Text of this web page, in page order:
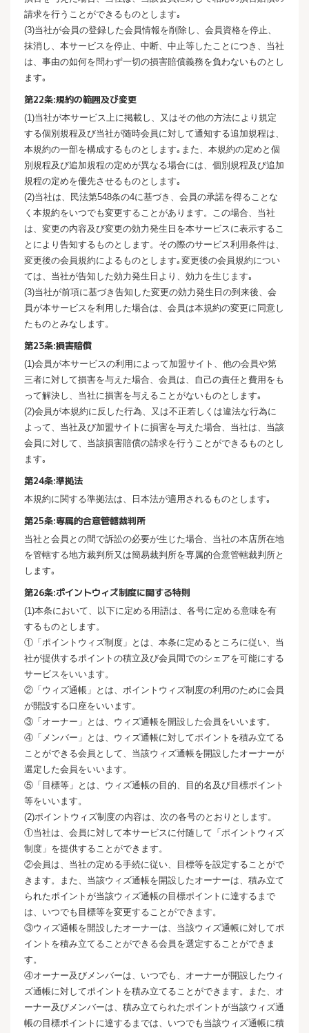
請求を行うことができるものとします｡
(3)当社が会員の登録した会員情報を削除し、会員資格を停止、
抹消し、本サービスを停止、中断、中止等したことにつき、当社
は、事由の如何を問わず一切の損害賠償義務を負わないものとし
ます｡
第22条:規約の範囲及び変更
(1)当社が本サービス上に掲載し、又はその他の方法により規定
する個別規程及び当社が随時会員に対して通知する追加規程は、
本規約の一部を構成するものとします｡また、本規約の定めと個
別規程及び追加規程の定めが異なる場合には、個別規程及び追加
規程の定めを優先させるものとします｡
(2)当社は、民法第548条の4に基づき、会員の承諾を得ることな
く本規約をいつでも変更することがあります。この場合、当社
は、変更の内容及び変更の効力発生日を本サービスに表示するこ
とにより告知するものとします。その際のサービス利用条件は、
変更後の会員規約によるものとします｡変更後の会員規約につい
ては、当社が告知した効力発生日より、効力を生じます｡
(3)当社が前項に基づき告知した変更の効力発生日の到来後、会
員が本サービスを利用した場合は、会員は本規約の変更に同意し
たものとみなします。
第23条:損害賠償
(1)会員が本サービスの利用によって加盟サイト、他の会員や第
三者に対して損害を与えた場合、会員は、自己の責任と費用をも
って解決し、当社に損害を与えることがないものとします｡
(2)会員が本規約に反した行為、又は不正若しくは違法な行為に
よって、当社及び加盟サイトに損害を与えた場合、当社は、当該
会員に対して、当該損害賠償の請求を行うことができるものとし
ます｡
第24条:準拠法
本規約に関する準拠法は、日本法が適用されるものとします｡
第25条:専属的合意管轄裁判所
当社と会員との間で訴訟の必要が生じた場合、当社の本店所在地
を管轄する地方裁判所又は簡易裁判所を専属的合意管轄裁判所と
します｡
第26条:ポイントウィズ制度に関する特則
(1)本条において、以下に定める用語は、各号に定める意味を有
するものとします。
①「ポイントウィズ制度」とは、本条に定めるところに従い、当
社が提供するポイントの積立及び会員間でのシェアを可能にする
サービスをいいます。
②「ウィズ通帳」とは、ポイントウィズ制度の利用のために会員
が開設する口座をいいます。
③「オーナー」とは、ウィズ通帳を開設した会員をいいます。
④「メンバー」とは、ウィズ通帳に対してポイントを積み立てる
ことができる会員として、当該ウィズ通帳を開設したオーナーが
選定した会員をいいます。
⑤「目標等」とは、ウィズ通帳の目的、目的名及び目標ポイント
等をいいます。
(2)ポイントウィズ制度の内容は、次の各号のとおりとします。
①当社は、会員に対して本サービスに付随して「ポイントウィズ
制度」を提供することができます。
②会員は、当社の定める手続に従い、目標等を設定することがで
きます。また、当該ウィズ通帳を開設したオーナーは、積み立て
られたポイントが当該ウィズ通帳の目標ポイントに達するまで
は、いつでも目標等を変更することができます。
③ウィズ通帳を開設したオーナーは、当該ウィズ通帳に対してポ
イントを積み立てることができる会員を選定することができま
す。
④オーナー及びメンバーは、いつでも、オーナーが開設したウィ
ズ通帳に対してポイントを積み立てることができます。また、オ
ーナー及びメンバーは、積み立てられたポイントが当該ウィズ通
帳の目標ポイントに達するまでは、いつでも当該ウィズ通帳に積